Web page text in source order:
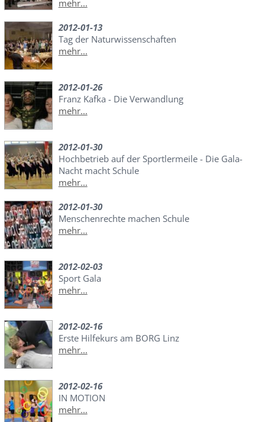
mehr...
2012-01-13
Tag der Naturwissenschaften
mehr...
2012-01-26
Franz Kafka - Die Verwandlung
mehr...
2012-01-30
Hochbetrieb auf der Sportlermeile - Die Gala-
Nacht macht Schule
mehr...
2012-01-30
Menschenrechte machen Schule
mehr...
2012-02-03
Sport Gala
mehr...
2012-02-16
Erste Hilfekurs am BORG Linz
mehr...
2012-02-16
IN MOTION
mehr...